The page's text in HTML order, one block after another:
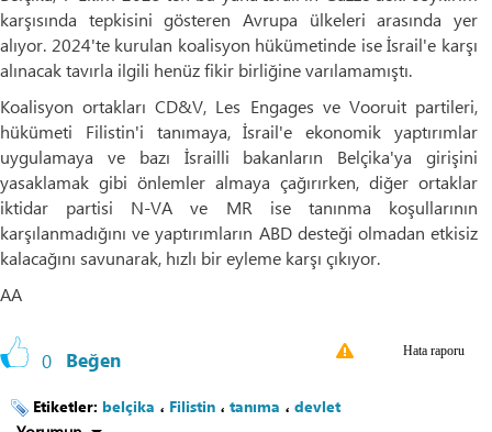
karşısında tepkisini gösteren Avrupa ülkeleri arasında yer
alıyor. 2024'te kurulan koalisyon hükümetinde ise İsrail'e karşı
alınacak tavırla ilgili henüz fikir birliğine varılamamıştı.
Koalisyon ortakları CD&V, Les Engages ve Vooruit partileri,
hükümeti Filistin'i tanımaya, İsrail'e ekonomik yaptırımlar
uygulamaya ve bazı İsrailli bakanların Belçika'ya girişini
yasaklamak gibi önlemler almaya çağırırken, diğer ortaklar
iktidar partisi N-VA ve MR ise tanınma koşullarının
karşılanmadığını ve yaptırımların ABD desteği olmadan etkisiz
kalacağını savunarak, hızlı bir eyleme karşı çıkıyor.
AA
0 Beğen Hata raporu
Etiketler: belçika ، Filistin ، tanıma ، devlet